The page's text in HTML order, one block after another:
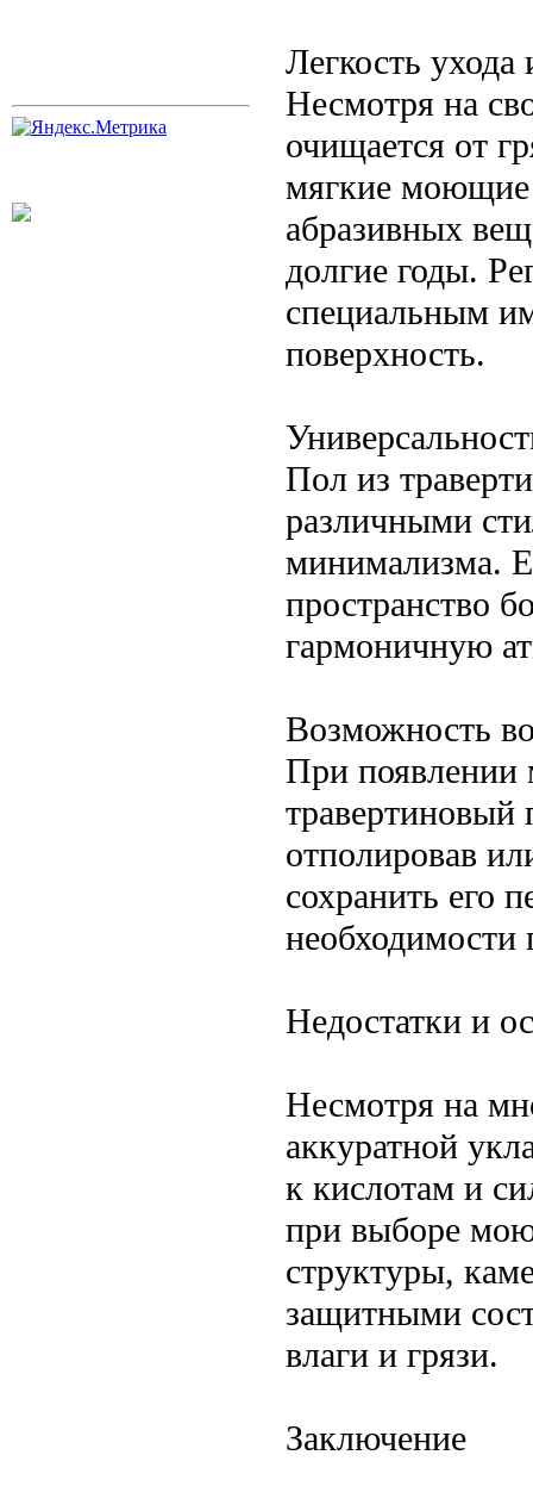
Легкость ухода
Несмотря на
очищается от
мягкие моющие
абразивных
долгие годы.
специальным
поверхность.
Пол из
различными
минимализма.
пространство
гармоничную
Возможность
При появлении
травертиновый
отполировав
сохранить его
Недостатки и
Несмотря на
аккуратной
к кислотам и
при выборе
структуры,
защитными
влаги и грязи.
Заключение